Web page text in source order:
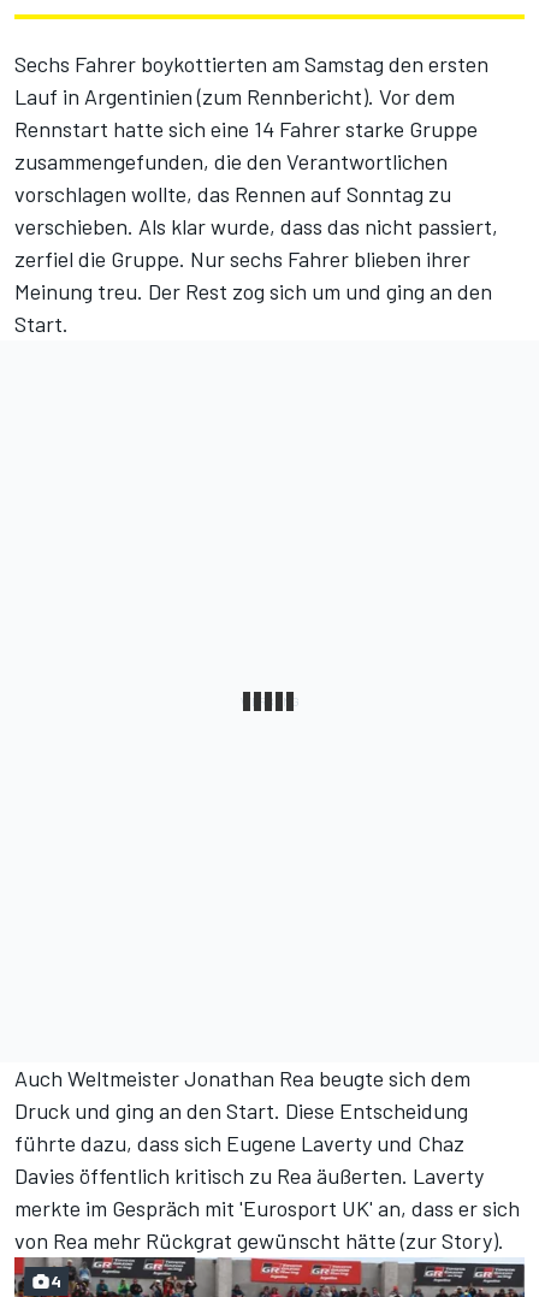
Sechs Fahrer boykottierten am Samstag den ersten
Lauf in Argentinien (zum Rennbericht). Vor dem
Rennstart hatte sich eine 14 Fahrer starke Gruppe
zusammengefunden, die den Verantwortlichen
vorschlagen wollte, das Rennen auf Sonntag zu
verschieben. Als klar wurde, dass das nicht passiert,
zerfiel die Gruppe. Nur sechs Fahrer blieben ihrer
Meinung treu. Der Rest zog sich um und ging an den
Start.
Auch Weltmeister Jonathan Rea beugte sich dem
Druck und ging an den Start. Diese Entscheidung
führte dazu, dass sich Eugene Laverty und Chaz
Davies öffentlich kritisch zu Rea äußerten. Laverty
merkte im Gespräch mit 'Eurosport UK' an, dass er sich
von Rea mehr Rückgrat gewünscht hätte (zur Story).
4